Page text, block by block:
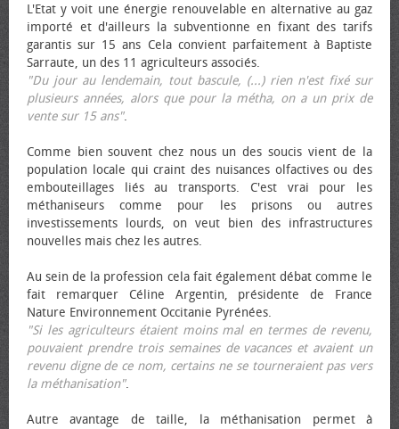
L'Etat y voit une énergie renouvelable en alternative au gaz
importé et d'ailleurs la subventionne en fixant des tarifs
garantis sur 15 ans Cela convient parfaitement à Baptiste
Sarraute, un des 11 agriculteurs associés.
"Du jour au lendemain, tout bascule, (...) rien n'est fixé sur
plusieurs années, alors que pour la métha, on a un prix de
vente sur 15 ans".
Comme bien souvent chez nous un des soucis vient de la
population locale qui craint des nuisances olfactives ou des
embouteillages liés au transports. C'est vrai pour les
méthaniseurs comme pour les prisons ou autres
investissements lourds, on veut bien des infrastructures
nouvelles mais chez les autres.
Au sein de la profession cela fait également débat comme le
fait remarquer Céline Argentin, présidente de France
Nature Environnement Occitanie Pyrénées.
"Si les agriculteurs étaient moins mal en termes de revenu,
pouvaient prendre trois semaines de vacances et avaient un
revenu digne de ce nom, certains ne se tourneraient pas vers
la méthanisation".
Autre avantage de taille, la méthanisation permet à